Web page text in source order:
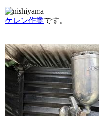
ケレン作業です。